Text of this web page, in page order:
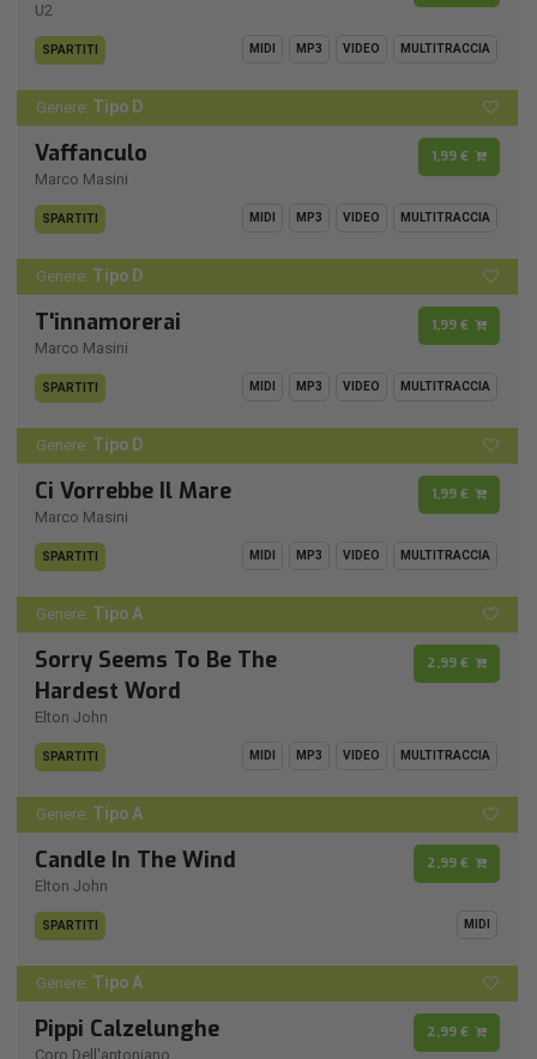
U2
SPARTITI MIDI MP3 VIDEO MULTITRACCIA
Genere: Tipo D
Vaffanculo
Marco Masini
1,99 €
SPARTITI MIDI MP3 VIDEO MULTITRACCIA
Genere: Tipo D
T'innamorerai
Marco Masini
1,99 €
SPARTITI MIDI MP3 VIDEO MULTITRACCIA
Genere: Tipo D
Ci Vorrebbe Il Mare
Marco Masini
1,99 €
SPARTITI MIDI MP3 VIDEO MULTITRACCIA
Genere: Tipo A
Sorry Seems To Be The
Hardest Word
Elton John
2,99 €
SPARTITI MIDI MP3 VIDEO MULTITRACCIA
Genere: Tipo A
Candle In The Wind
Elton John
2,99 €
SPARTITI MIDI
Genere: Tipo A
Pippi Calzelunghe
Coro Dell'antoniano
2,99 €